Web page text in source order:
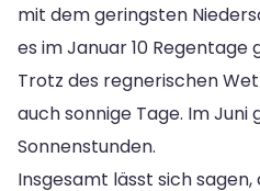
mit dem geringsten
es im Januar 10 Regentage
Trotz des regnerischen
auch sonnige Tage. Im Juni
Sonnenstunden.
Insgesamt lässt sich sagen,